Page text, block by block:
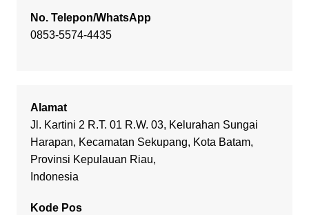
No. Telepon/WhatsApp
0853-5574-4435
Alamat
Jl. Kartini 2 R.T. 01 R.W. 03, Kelurahan Sungai
Harapan, Kecamatan Sekupang, Kota Batam,
Provinsi Kepulauan Riau,
Indonesia
Kode Pos